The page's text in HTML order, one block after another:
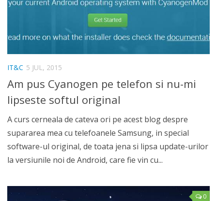
IT&C 5 JUL, 2015
Am pus Cyanogen pe telefon si nu-mi
lipseste softul original
A curs cerneala de cateva ori pe acest blog despre
supararea mea cu telefoanele Samsung, in special
software-ul original, de toata jena si lipsa update-urilor
la versiunile noi de Android, care fie vin cu...
0